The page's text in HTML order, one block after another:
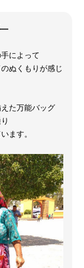
―
によって
ぬくもりが感じ
た万能バッグ
ます。